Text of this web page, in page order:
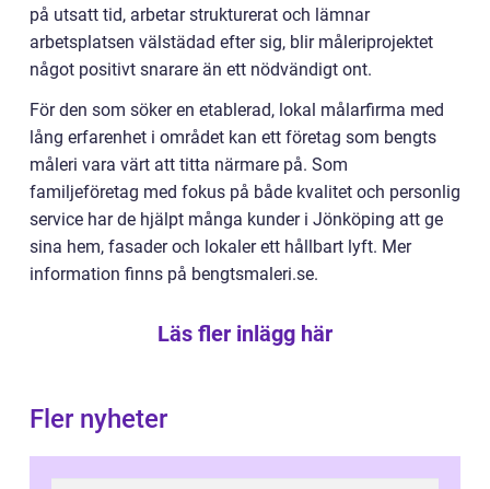
på utsatt tid, arbetar strukturerat och lämnar
arbetsplatsen välstädad efter sig, blir måleriprojektet
något positivt snarare än ett nödvändigt ont.
För den som söker en etablerad, lokal målarfirma med
lång erfarenhet i området kan ett företag som bengts
måleri vara värt att titta närmare på. Som
familjeföretag med fokus på både kvalitet och personlig
service har de hjälpt många kunder i Jönköping att ge
sina hem, fasader och lokaler ett hållbart lyft. Mer
information finns på bengtsmaleri.se.
Läs fler inlägg här
Fler nyheter